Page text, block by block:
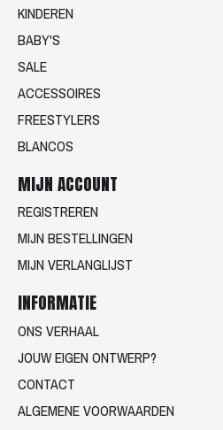
KINDEREN
BABY'S
SALE
ACCESSOIRES
FREESTYLERS
BLANCOS
MIJN ACCOUNT
REGISTREREN
MIJN BESTELLINGEN
MIJN VERLANGLIJST
INFORMATIE
ONS VERHAAL
JOUW EIGEN ONTWERP?
CONTACT
ALGEMENE VOORWAARDEN